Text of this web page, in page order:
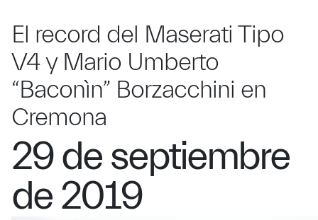
El record del Maserati Tipo
V4 y Mario Umberto
“Baconìn” Borzacchini en
Cremona
29 de septiembre
de 2019